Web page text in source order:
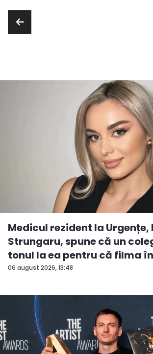
06 august 2026, 13:48
Medicul rezident la Urgențe,
Strungaru, spune că un
tonul la ea pentru că filma
a...